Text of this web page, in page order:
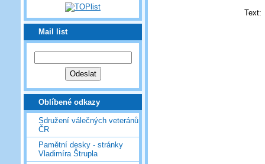
Mail list
Oblíbené odkazy
Sdružení válečných veteránů
ČR
Pamětní desky - stránky
Vladimíra Štrupla
Text: